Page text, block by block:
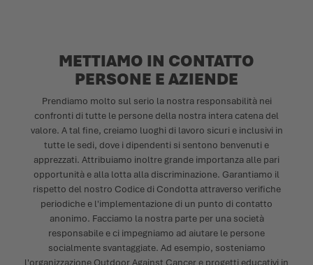
METTIAMO IN CONTATTO
PERSONE E AZIENDE
Prendiamo molto sul serio la nostra responsabilità nei
confronti di tutte le persone della nostra intera catena del
valore. A tal fine, creiamo luoghi di lavoro sicuri e inclusivi in
tutte le sedi, dove i dipendenti si sentono benvenuti e
apprezzati. Attribuiamo inoltre grande importanza alle pari
opportunità e alla lotta alla discriminazione. Garantiamo il
rispetto del nostro Codice di Condotta attraverso verifiche
periodiche e l'implementazione di un punto di contatto
anonimo. Facciamo la nostra parte per una società
responsabile e ci impegniamo ad aiutare le persone
socialmente svantaggiate. Ad esempio, sosteniamo